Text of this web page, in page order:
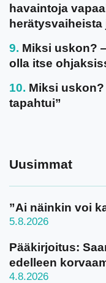
havaintoja
Miksi uskon?
olla itse
Miksi
tapahtui”
Uusimmat
”Ai näinkin voi
5.8.2026
Pääkirjoitus:
edelleen
4.8.2026